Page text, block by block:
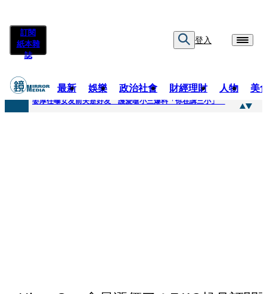
訂閱
紙本雜
誌
登入
最新 娛樂 政治社會 財經理財 人物 美
快訊
姜厚任曝女友前夫是好友 護愛嗆小三爆料「你在講三小」